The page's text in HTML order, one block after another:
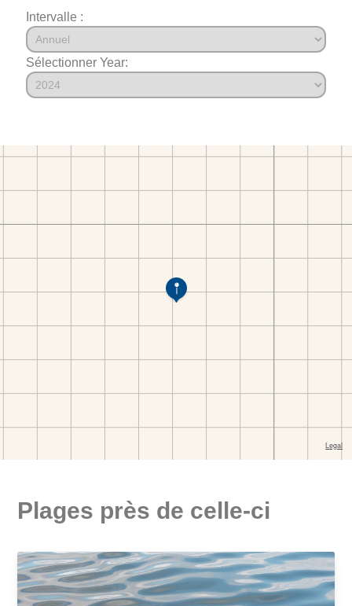
Intervalle :
Sélectionner Year:
Plages près de celle-ci